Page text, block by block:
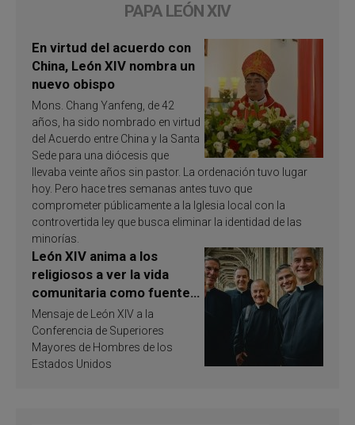
PAPA LEÓN XIV
En virtud del acuerdo con
China, León XIV nombra un
nuevo obispo
Mons. Chang Yanfeng, de 42
años, ha sido nombrado en virtud
del Acuerdo entre China y la Santa
Sede para una diócesis que
llevaba veinte años sin pastor. La ordenación tuvo lugar
hoy. Pero hace tres semanas antes tuvo que
comprometer públicamente a la Iglesia local con la
controvertida ley que busca eliminar la identidad de las
minorías.
León XIV anima a los
religiosos a ver la vida
comunitaria como fuente
de inspiración y
santificación
Mensaje de León XIV a la
Conferencia de Superiores
Mayores de Hombres de los
Estados Unidos